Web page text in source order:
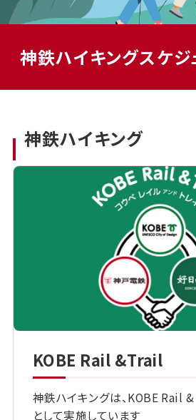
神鉄ハイキングスケジ
神鉄ハイキング
KOBE Rail &Trail
神鉄ハイキングは、KOBE Rail
として実施しています